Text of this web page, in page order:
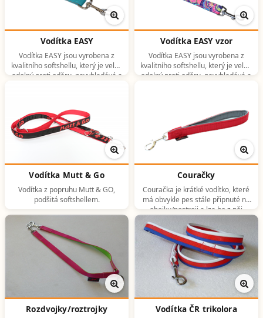
Vodítka EASY
Vodítka EASY jsou vyrobena z
kvalitního softshellu, který je velmi
odolný proti oděru, nevybledává a
Vodítka EASY vzor
Vodítka EASY jsou vyrobena z
kvalitního softshellu, který je velmi
odolný proti oděru, nevybledává a
Vodítka Mutt & Go
Vodítka z popruhu Mutt & GO,
podšitá softshellem.
Couračky
Couračka je krátké vodítko, které
má obvykle pes stále připnuté na
obojku/postroji a lze ho z něj
silnice, nebo míjení cizího psa.
Rozdvojky/roztrojky Vodítka ČR trikolora